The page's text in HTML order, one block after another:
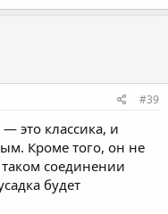
#39
это классика, и
Кроме того, он не
соединении
будет